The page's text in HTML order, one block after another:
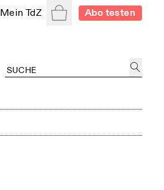
Mein TdZ WarenkorbAbo testen